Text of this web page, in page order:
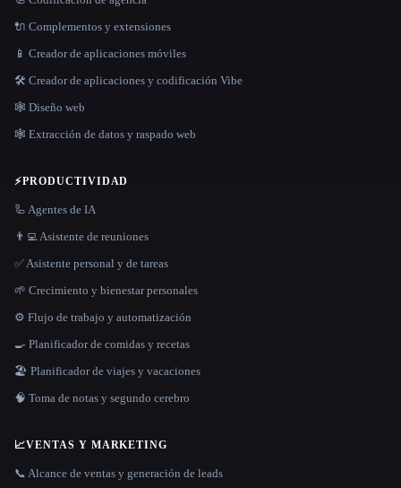
🔌 Complementos y extensiones
📱 Creador de aplicaciones móviles
🛠️ Creador de aplicaciones y codificación Vibe
🕸 Diseño web
🕸️ Extracción de datos y raspado web
⚡PRODUCTIVIDAD
🦾 Agentes de IA
👨‍💻 Asistente de reuniones
✅ Asistente personal y de tareas
🌱 Crecimiento y bienestar personales
⚙️ Flujo de trabajo y automatización
🍳 Planificador de comidas y recetas
🏖 Planificador de viajes y vacaciones
🧠 Toma de notas y segundo cerebro
📈VENTAS Y MARKETING
📞 Alcance de ventas y generación de leads